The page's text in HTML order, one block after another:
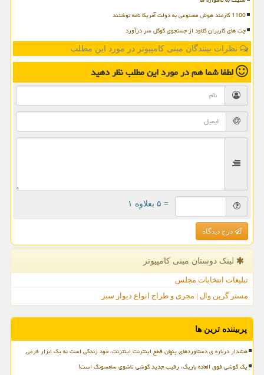
1100 کارمند هوش مصنوعی به دولت آمریکا نامه نوشتند
چت های کاربران کلاود از جستجوی گوگل سر درآورد
نظرات بینندگان مینی کامپیوتر در مورد این مطلب
لطفا شما همدر مورد این مطلبنظر دهید
= ۵ بعلاوه ۱
درج دیدگاه
لینک دوستان مینی كامپیوتر
تبلیغات انتخابات مجلس
مستر گرین وال | مجری و طراح انواع دیوار سبز
پربیننده ترین ها
هشدار درباره ی دستاوردهای پنهان قطع اینترنت اینترنت، خود زندگی است نه یک ابزار فرعی
یک گوشی فوق العاده باریک، رقیب جدید گوشی تاشوی سامسونگ است!